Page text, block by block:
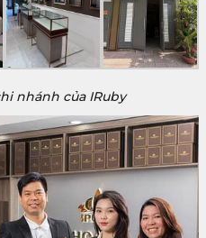
nhánh của IRuby